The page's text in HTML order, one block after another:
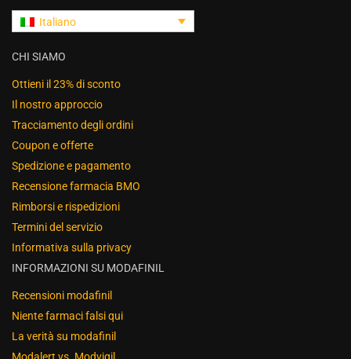
Italiano
CHI SIAMO
Ottieni il 23% di sconto
Il nostro approccio
Tracciamento degli ordini
Coupon e offerte
Spedizione e pagamento
Recensione farmacia BMO
Rimborsi e rispedizioni
Termini del servizio
Informativa sulla privacy
INFORMAZIONI SU MODAFINIL
Recensioni modafinil
Niente farmaci falsi qui
La verità su modafinil